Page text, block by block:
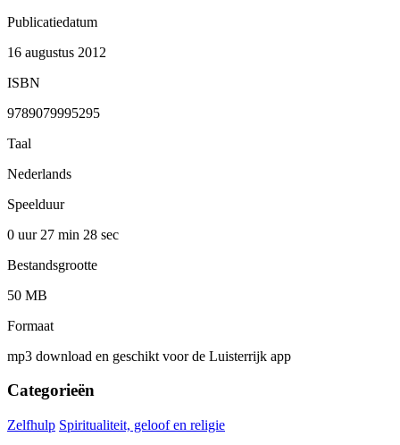
Publicatiedatum
16 augustus 2012
ISBN
9789079995295
Taal
Nederlands
Speelduur
0 uur 27 min 28 sec
Bestandsgrootte
50 MB
Formaat
mp3 download en geschikt voor de Luisterrijk app
Categorieën
Zelfhulp Spiritualiteit, geloof en religie